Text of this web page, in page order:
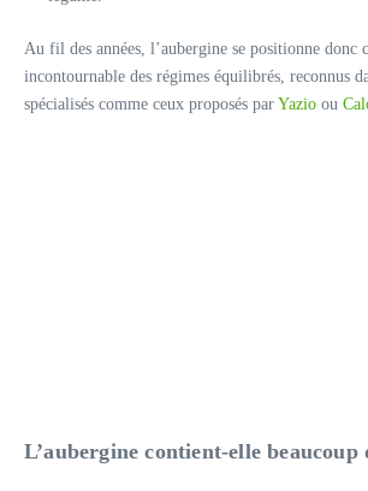
Au fil des années, l’aubergine se positionne donc
incontournable des régimes équilibrés, reconnus
spécialisés comme ceux proposés par Yazio ou
L’aubergine contient-elle beaucoup